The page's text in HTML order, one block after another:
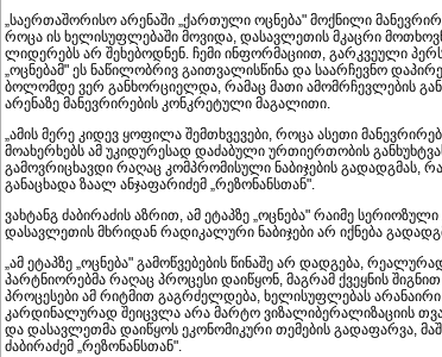
„საერთაშორისო არენაში „ქართული ოცნება" მოქნილი
როცა ის ხელისუფლებაში მოვიდა, დასავლეთის მკაცრი
ლიდერებს არ შეხებოდნენ. ჩემი ინფორმაციით, გარკვეული
„ოცნებამ" ეს ნაწილობრივ გაითვალისწინა და საარჩევნო
ბოლომდე ვერ განხორციელდა, რამაც მათი ამომრჩევლების
არენაზე მანევრირების კონკრეტული მაგალითი.
„ამის მერე კიდევ ყოფილა შემთხვევები, როცა ასეთი
მოახერხებს ამ უკიდურესად დაძაბული ურთიერთობის
გამოვრიცხავდი რაღაც კომპრომისული ნაბიჯების გადადგმას,
განაცხადა ზაალ ანჯაფარიძემ „რეზონანსთან".
ვახტანგ ძაბირაძის აზრით, ამ ეტაპზე „ოცნება" რაიმე
დასავლეთის მხრიდან რადიკალური ნაბიჯები არ იქნება
„ამ ეტაპზე „ოცნება" გამოწვებების წინაშე არ დადგება,
პარტნიორებმა რაღაც პროცესი დაიწყონ, მაგრამ ქვეყნის
პროცესები ამ რიტმით გაგრძელდება, ხელისუფლებას
კარდინალურად შეიცვლა არა მარტო ვიზალიბერალიზაციის
და დასავლეთმა დაიწყოს ეკონომიკური თემების გადაფარვა,
ძაბირაძემ „რეზონანსთან".